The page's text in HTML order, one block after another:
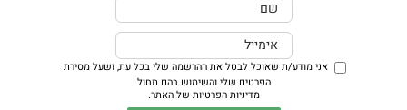
אני מודע/ת שאוכל לבטל את ההרשמה שלי בכל עת,ושעל מסירת
הפרטים שלי והשימוש בהם תחול
מדיניות הפרטיות של האתר.